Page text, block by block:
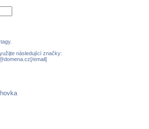
následující značky:
email]